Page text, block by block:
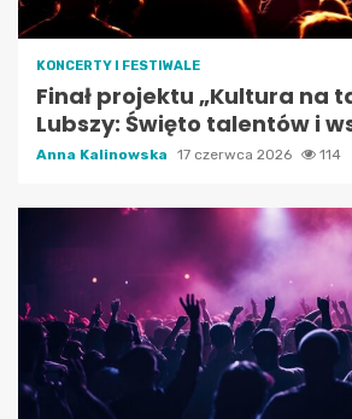
KONCERTY I FESTIWALE
Finał projektu „Kultura na
Lubszy: Święto talentów i
Anna Kalinowska 17 czerwca 2026 114